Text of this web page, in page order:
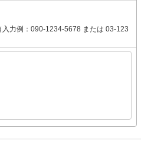
力例：090-1234-5678 または 03-123